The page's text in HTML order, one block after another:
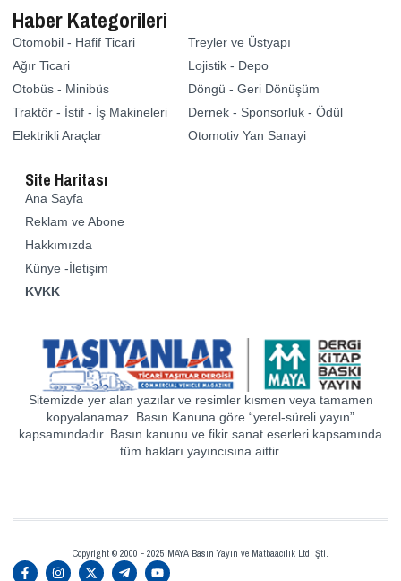
Haber Kategorileri
Otomobil - Hafif Ticari
Ağır Ticari
Otobüs - Minibüs
Traktör - İstif - İş Makineleri
Elektrikli Araçlar
Treyler ve Üstyapı
Lojistik - Depo
Döngü - Geri Dönüşüm
Dernek - Sponsorluk - Ödül
Otomotiv Yan Sanayi
Site Haritası
Ana Sayfa
Reklam ve Abone
Hakkımızda
Künye -İletişim
KVKK
Sitemizde yer alan yazılar ve resimler kısmen veya tamamen
kopyalanamaz. Basın Kanuna göre “yerel-süreli yayın”
kapsamındadır. Basın kanunu ve fikir sanat eserleri kapsamında
tüm hakları yayıncısına aittir.
Copyright © 2000 - 2025 MAYA Basın Yayın ve Matbaacılık Ltd. Şti.